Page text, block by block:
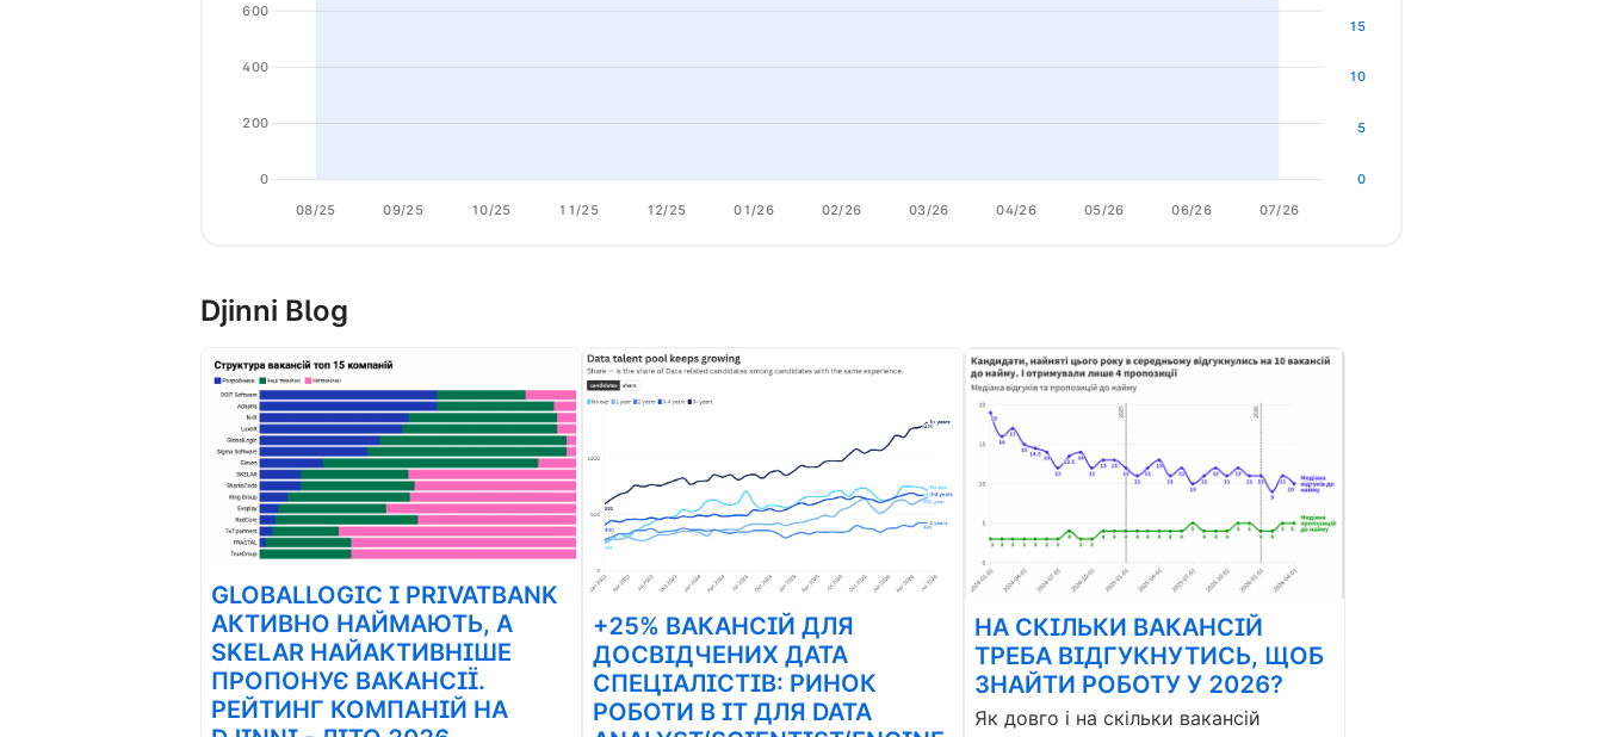
08/25 09/25 10/25 11/25 12/25 01/26 02/26 03/26 04/26 05/26 06/26 07/26
0
200
400
600
0
5
10
15
Djinni Blog
GLOBALLOGIC І PRIVATBANK
АКТИВНО НАЙМАЮТЬ, А
SKELAR НАЙАКТИВНІШЕ
ПРОПОНУЄ ВАКАНСІЇ.
РЕЙТИНГ КОМПАНІЙ НА
+25% ВАКАНСІЙ ДЛЯ
ДОСВІДЧЕНИХ ДАТА
СПЕЦІАЛІСТІВ: РИНОК
РОБОТИ В ІТ ДЛЯ DATA
НА СКІЛЬКИ ВАКАНСІЙ
ТРЕБА ВІДГУКНУТИСЬ, ЩОБ
ЗНАЙТИ РОБОТУ У 2026?
Як довго і на скільки вакансій